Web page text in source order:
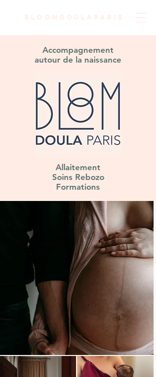
Accompagnement
autour de la naissance
Allaitement
Soins Rebozo
Formations